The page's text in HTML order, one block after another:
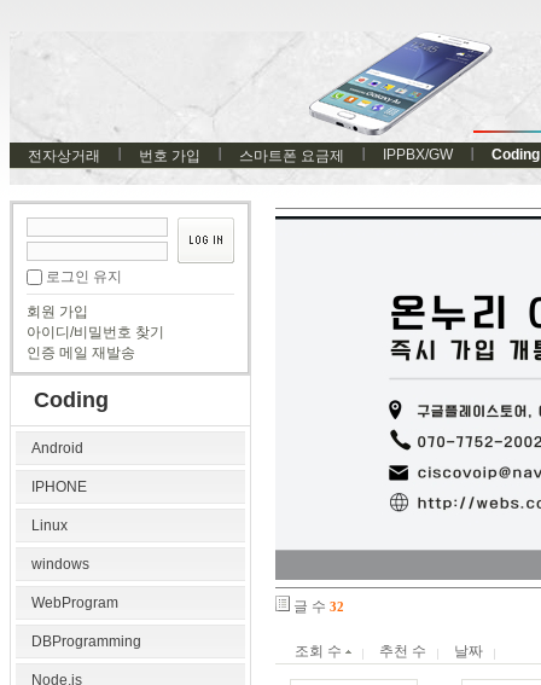
전자상거래 번호 가입 스마트폰 요금제 IPPBX/GW Coding
로그인 유지
회원 가입
아이디/비밀번호 찾기
인증 메일 재발송
Coding
Android
IPHONE
Linux
windows
WebProgram
DBProgramming
Node.js
글 수 32
조회 수 추천 수 날짜